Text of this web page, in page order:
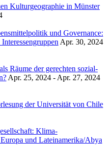
Kulturgeographie in Münster
und Governance:
Apr. 30, 2024
Räume der gerechten sozial-
Apr. 25, 2024 - Apr. 27, 2024
der Universität von Chile
Klima-
und Lateinamerika/Abya